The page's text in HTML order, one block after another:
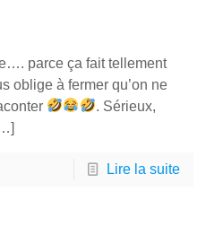
parce ça fait tellement
oblige à fermer qu’on ne
. Sérieux,
Lire la suite